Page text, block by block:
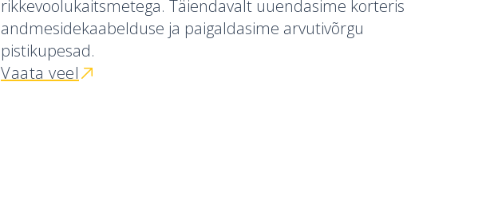
rikkevoolukaitsmetega. Täiendavalt uuendasime korteris
andmesidekaabelduse ja paigaldasime arvutivõrgu
pistikupesad.
Vaata veel